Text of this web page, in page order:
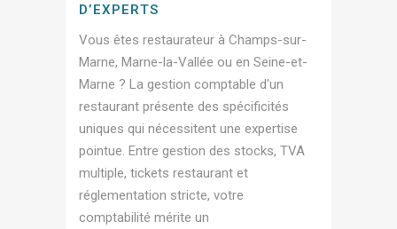
D’EXPERTS
Vous êtes restaurateur à Champs-sur-
Marne, Marne-la-Vallée ou en Seine-et-
Marne ? La gestion comptable d'un
restaurant présente des spécificités
uniques qui nécessitent une expertise
pointue. Entre gestion des stocks, TVA
multiple, tickets restaurant et
réglementation stricte, votre
comptabilité mérite un